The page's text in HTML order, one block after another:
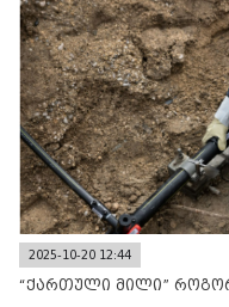
2025-10-20 12:44
“ქართული მილი”